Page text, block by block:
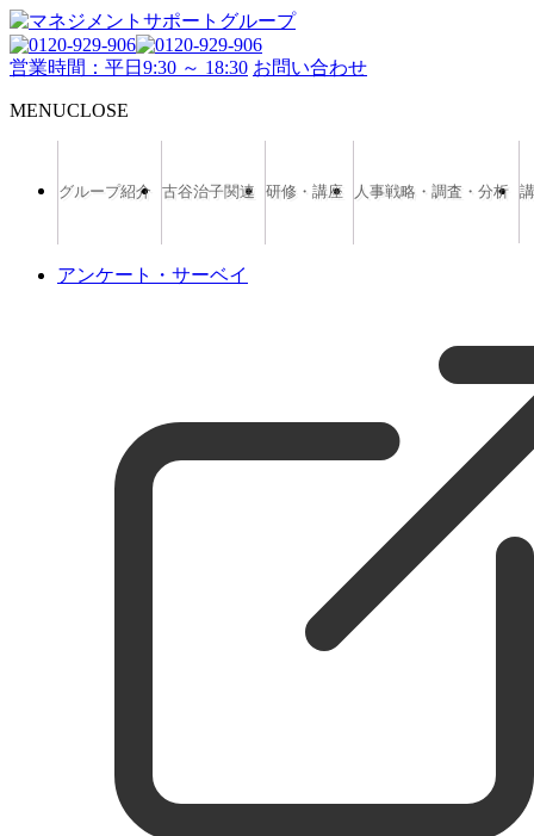
営業時間：平日9:30 ～ 18:30 お問い合わせ
MENUCLOSE
グループ紹介 古谷治子関連 研修・講座 人事戦略・調査・分析
アンケート・サーベイ